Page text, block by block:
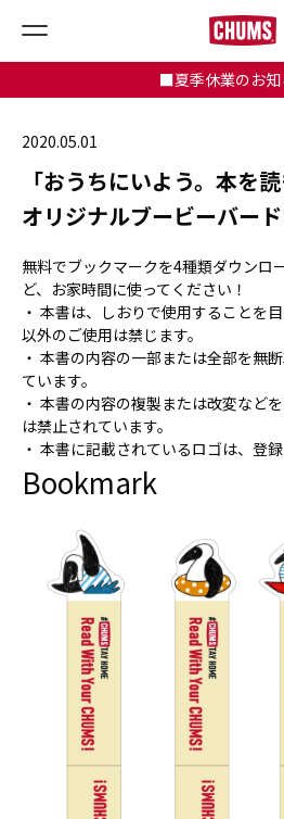
■夏季休業のお
2020.05.01
「おうちにいよう。本を
オリジナルブービーバー
無料でブックマークを4種類ダウンロ
ど、お家時間に使ってください！
・ 本書は、しおりで使用することを
以外のご使用は禁じます。
・ 本書の内容の一部または全部を無
ています。
・ 本書の内容の複製または改変など
は禁止されています。
・ 本書に記載されているロゴは、登録
Bookmark